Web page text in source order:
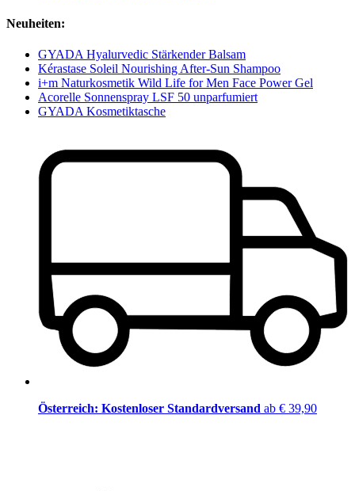
Neuheiten:
GYADA Hyalurvedic Stärkender Balsam
Kérastase Soleil Nourishing After-Sun Shampoo
i+m Naturkosmetik Wild Life for Men Face Power Gel
Acorelle Sonnenspray LSF 50 unparfumiert
GYADA Kosmetiktasche
Österreich: Kostenloser Standardversand ab € 39,90